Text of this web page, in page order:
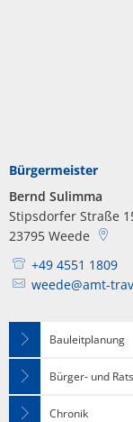
Bürgermeister
Bernd Sulimma
Stipsdorfer Straße
23795 Weede
+49 4551 1809
weede@amt-
Bauleitplanung
Bürger- und
Chronik